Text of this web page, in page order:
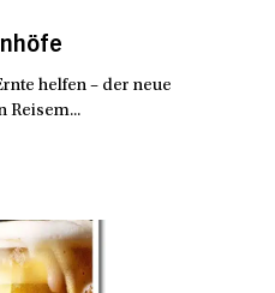
helfen – der neue
Reisem...